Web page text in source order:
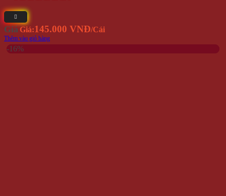
Giá Giá:145.000 VNĐ/Cái
Thêm vào giỏ hàng
-16%